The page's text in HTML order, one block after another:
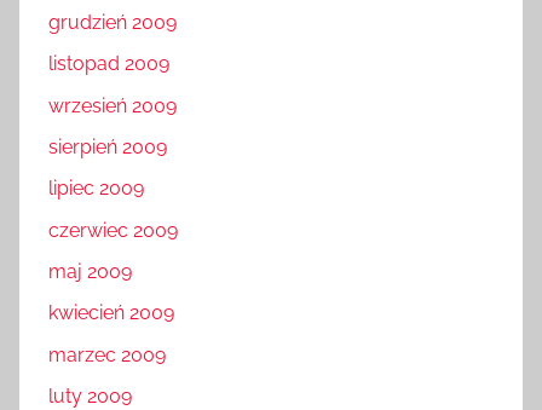
grudzień 2009
listopad 2009
wrzesień 2009
sierpień 2009
lipiec 2009
czerwiec 2009
maj 2009
kwiecień 2009
marzec 2009
luty 2009